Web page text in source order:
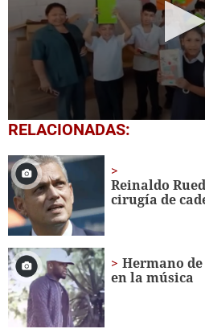
0
seconds
1
minute,
56
seconds
RELACIONADAS:
Reinaldo
cirugía de
Hermano
en la música